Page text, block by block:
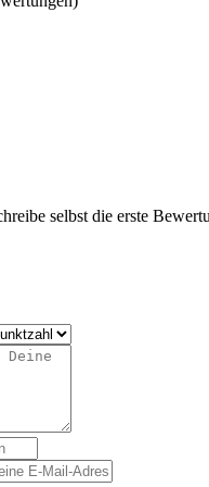
selbst die erste